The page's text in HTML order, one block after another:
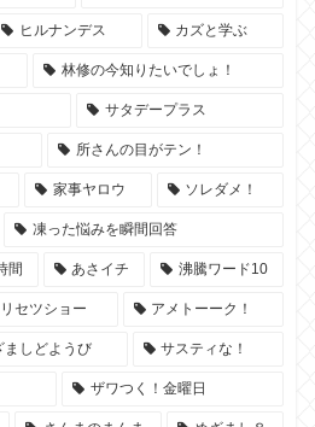
ヒルナンデス カズと学ぶ
林修の今知りたいでしょ！
サタデープラス
所さんの目がテン！
家事ヤロウ ソレダメ！
凍った悩みを瞬間回答
間 あさイチ 沸騰ワード10
リセツショー アメトーーク！
ましどようび サスティな！
ザワつく！金曜日